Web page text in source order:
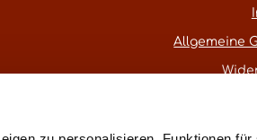
.
Allgemeine